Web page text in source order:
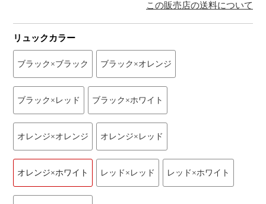
この販売店の送料について
リュックカラー
ブラック×ブラック ブラック×オレンジ
ブラック×レッド ブラック×ホワイト
オレンジ×オレンジ オレンジ×レッド
オレンジ×ホワイト レッド×レッド レッド×ホワイト